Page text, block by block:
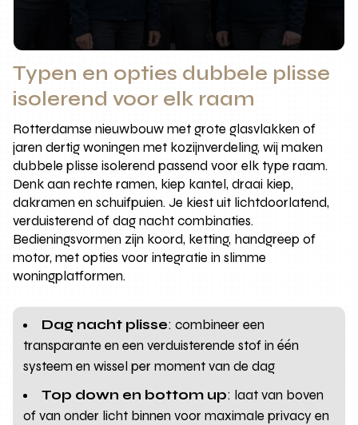
Typen en opties dubbele plisse
isolerend voor elk raam
Rotterdamse nieuwbouw met grote glasvlakken of
jaren dertig woningen met kozijnverdeling, wij maken
dubbele plisse isolerend passend voor elk type raam.
Denk aan rechte ramen, kiep kantel, draai kiep,
dakramen en schuifpuien. Je kiest uit lichtdoorlatend,
verduisterend of dag nacht combinaties.
Bedieningsvormen zijn koord, ketting, handgreep of
motor, met opties voor integratie in slimme
woningplatformen.
Dag nacht plisse: combineer een
transparante en een verduisterende stof in één
systeem en wissel per moment van de dag
Top down en bottom up: laat van boven
of van onder licht binnen voor maximale privacy en